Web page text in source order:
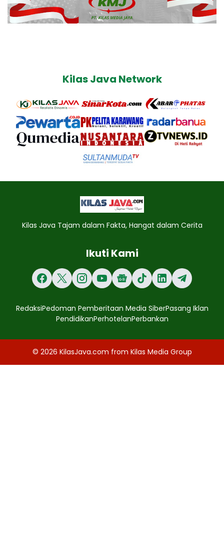
Kilas Java Network
Kilas Java Tajam dalam Fakta, Hangat dalam Cerita
Ikuti Kami
RedaksiPedoman Pemberitaan Media SiberPasang Iklan
PendidikanPerhotelanPerbankan
© 2026 KilasJava.com from Kilas Media Group